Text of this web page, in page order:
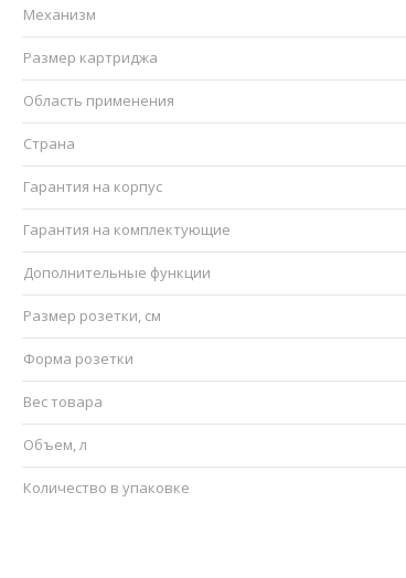
Механизм
Размер картриджа
Область применения
Страна
Гарантия на корпус
Гарантия на комплектующие
Дополнительные функции
Размер розетки, см
Форма розетки
Вес товара
Объем, л
Количество в упаковке